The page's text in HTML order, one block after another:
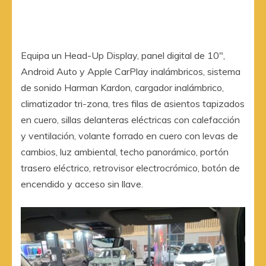
Equipa un Head-Up Display, panel digital de 10″,
Android Auto y Apple CarPlay inalámbricos, sistema
de sonido Harman Kardon, cargador inalámbrico,
climatizador tri-zona, tres filas de asientos tapizados
en cuero, sillas delanteras eléctricas con calefacción
y ventilación, volante forrado en cuero con levas de
cambios, luz ambiental, techo panorámico, portón
trasero eléctrico, retrovisor electrocrómico, botón de
encendido y acceso sin llave.